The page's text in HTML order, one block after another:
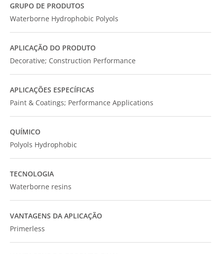
GRUPO DE PRODUTOS
Waterborne Hydrophobic Polyols
APLICAÇÃO DO PRODUTO
Decorative; Construction Performance
APLICAÇÕES ESPECÍFICAS
Paint & Coatings; Performance Applications
QUÍMICO
Polyols Hydrophobic
TECNOLOGIA
Waterborne resins
VANTAGENS DA APLICAÇÃO
Primerless